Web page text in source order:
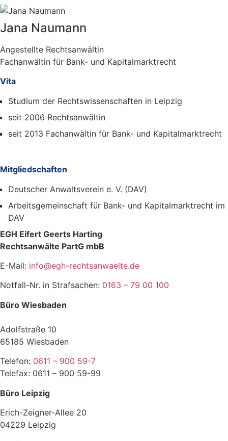
Jana Naumann
Angestellte Rechtsanwältin
Fachanwältin für Bank- und Kapitalmarktrecht
Vita
Studium der Rechtswissenschaften in Leipzig
seit 2006 Rechtsanwältin
seit 2013 Fachanwältin für Bank- und Kapitalmarktrecht
Mitgliedschaften
Deutscher Anwaltsverein e. V. (DAV)
Arbeitsgemeinschaft für Bank- und Kapitalmarktrecht im
DAV
EGH Eifert Geerts Harting
Rechtsanwälte PartG mbB
E-Mail: info@egh-rechtsanwaelte.de
Notfall-Nr. in Strafsachen: 0163 – 79 00 100
Büro Wiesbaden
Adolfstraße 10
65185 Wiesbaden
Telefon: 0611 – 900 59-7
Telefax: 0611 – 900 59-99
Büro Leipzig
Erich-Zeigner-Allee 20
04229 Leipzig